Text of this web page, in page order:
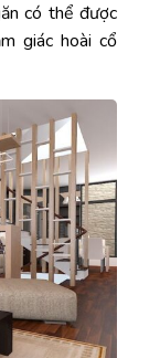
có thể được
giác hoài cổ